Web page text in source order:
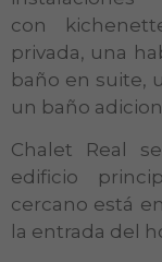
con
privada, una
baño en suite,
un baño
Chalet Real
edificio
cercano está
la entrada del